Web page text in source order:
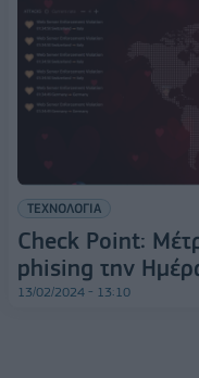
ΤΕΧΝΟΛΟΓΙΑ
Check Point:
phising την
13/02/2024 - 13:10